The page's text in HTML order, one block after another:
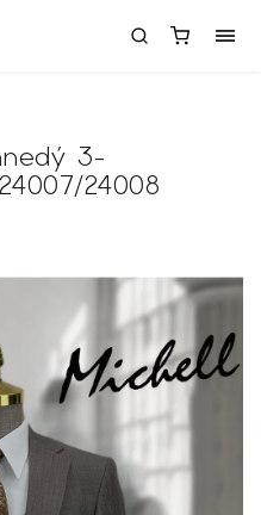
3-
24008